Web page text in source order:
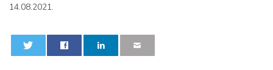
14.08.2021.